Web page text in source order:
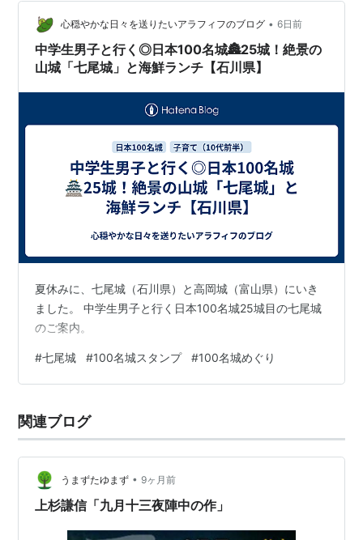
心穏やかな日々を送りたいアラフィフのブログ • 6日前
中学生男子と行く◎日本100名城🏯25城！絶景の
山城「七尾城」と海鮮ランチ【石川県】
夏休みに、七尾城（石川県）と高岡城（富山県）にいき
ました。 中学生男子と行く日本100名城25城目の七尾城
のご案内。
#七尾城 #100名城スタンプ #100名城めぐり
関連ブログ
うまずたゆまず • 9ヶ月前
上杉謙信「九月十三夜陣中の作」